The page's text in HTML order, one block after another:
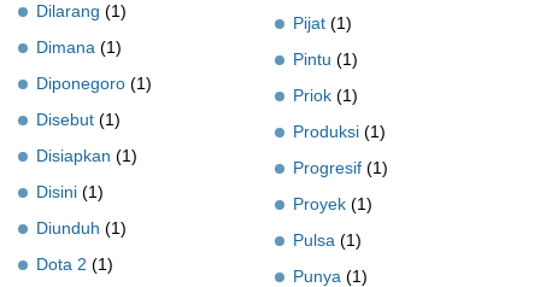
Dilarang (1)
Dimana (1)
Diponegoro (1)
Disebut (1)
Disiapkan (1)
Disini (1)
Diunduh (1)
Dota 2 (1)
Pijat (1)
Pintu (1)
Priok (1)
Produksi (1)
Progresif (1)
Proyek (1)
Pulsa (1)
Punya (1)